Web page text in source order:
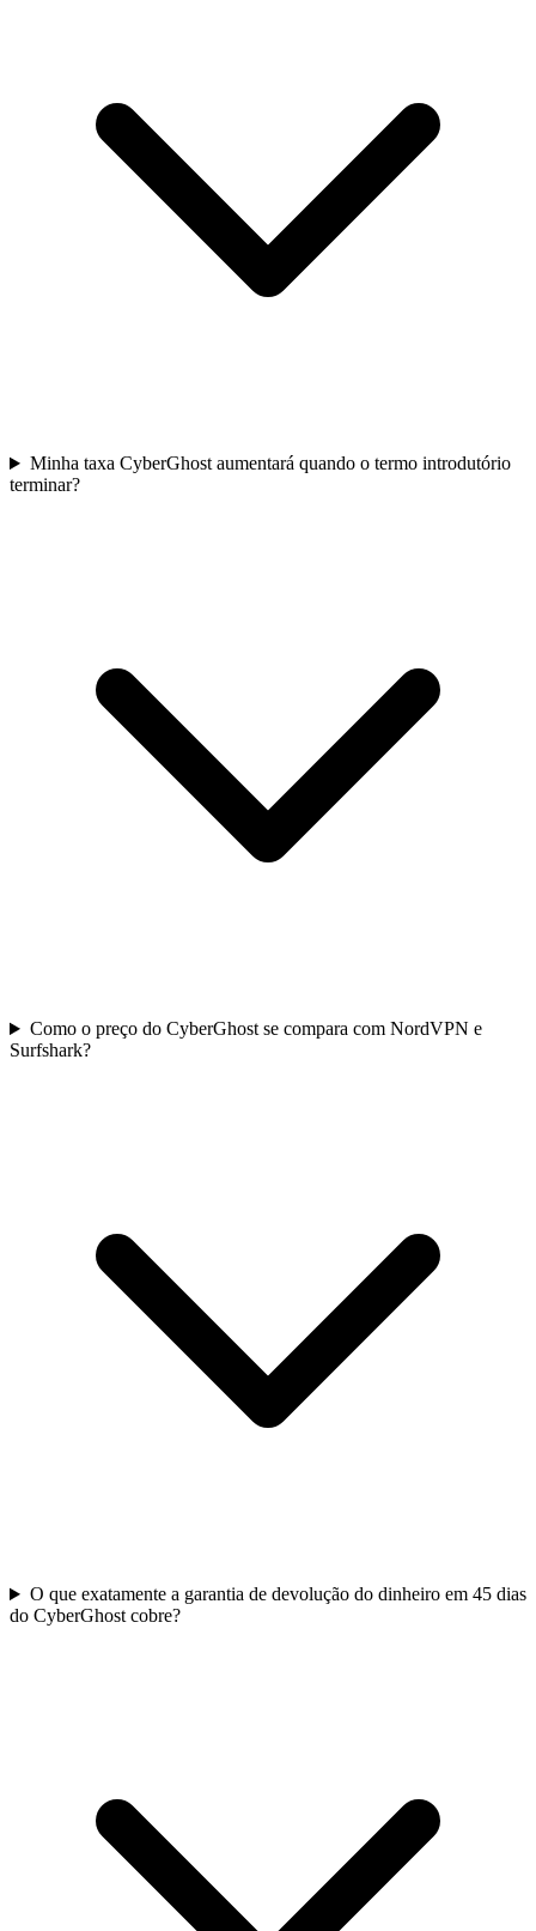
Minha taxa CyberGhost aumentará quando o termo introdutório
terminar?
Como o preço do CyberGhost se compara com NordVPN e
Surfshark?
O que exatamente a garantia de devolução do dinheiro em 45 dias
do CyberGhost cobre?